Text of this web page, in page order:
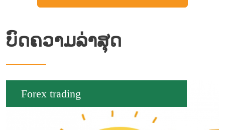
ບົດຄວາມລ່າສຸດ
Forex trading